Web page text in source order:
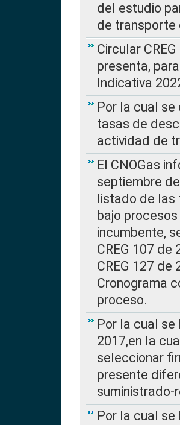
del estudio
de transporte
Circular
presenta,
Indicativa
Por la cual
tasas de
actividad de
El CNOGas
septiembre
listado de las
bajo
incumbente,
CREG 107
CREG 127 de
Cronograma
proceso.
Por la cual se
2017,en la
seleccionar
presente
Por la cual se